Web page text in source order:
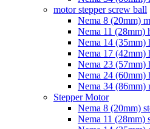
motor stepper screw ball
Nema 8 (20mm)
Nema 11 (28mm)
Nema 14 (35mm)
Nema 17 (42mm)
Nema 23 (57mm)
Nema 24 (60mm)
Nema 34 (86mm)
Stepper Motor
Nema 8 (20mm)
Nema 11 (28mm)